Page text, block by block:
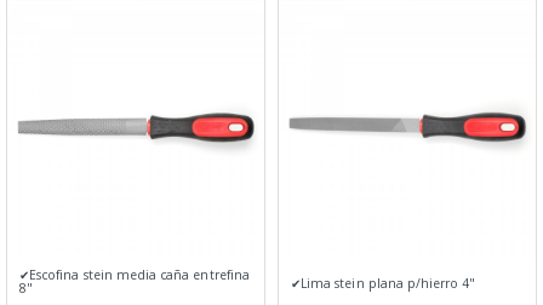
✔Escofina stein media caña entrefina
8" ✔Lima stein plana p/hierro 4"